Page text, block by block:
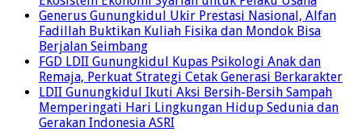
Generus Gunungkidul Ukir Prestasi Nasional, Alfan
Fadillah Buktikan Kuliah Fisika dan Mondok Bisa
Berjalan Seimbang
FGD LDII Gunungkidul Kupas Psikologi Anak dan
Remaja, Perkuat Strategi Cetak Generasi Berkarakter
LDII Gunungkidul Ikuti Aksi Bersih-Bersih Sampah
Memperingati Hari Lingkungan Hidup Sedunia dan
Gerakan Indonesia ASRI